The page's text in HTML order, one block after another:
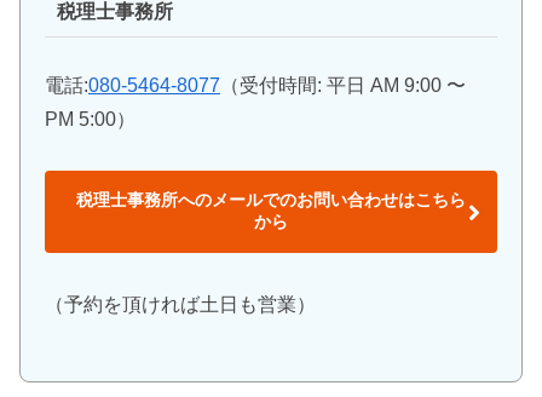
税理士事務所
電話:080-5464-8077 （受付時間: 平日 AM 9:00 〜
PM 5:00）
税理士事務所へのメールでのお問い合わせはこちら
から
（予約を頂ければ土日も営業）